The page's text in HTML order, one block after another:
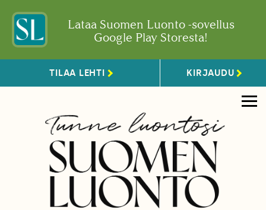
Lataa Suomen Luonto -sovellus
Google Play Storesta!
TILAA LEHTI KIRJAUDU